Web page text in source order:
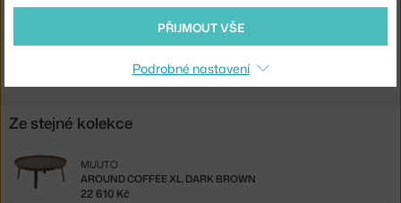
Ste zo Slovenska? Prejdite naAround Coffee L, dark green
Ze stejné kolekce
AROUND COFFEE XL, DARK BROWN
MUUTO
22 610 Kč
PŘIJMOUT VŠE
Podrobné nastavení